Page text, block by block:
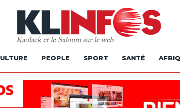
PEOPLE SPORT SANTÉ